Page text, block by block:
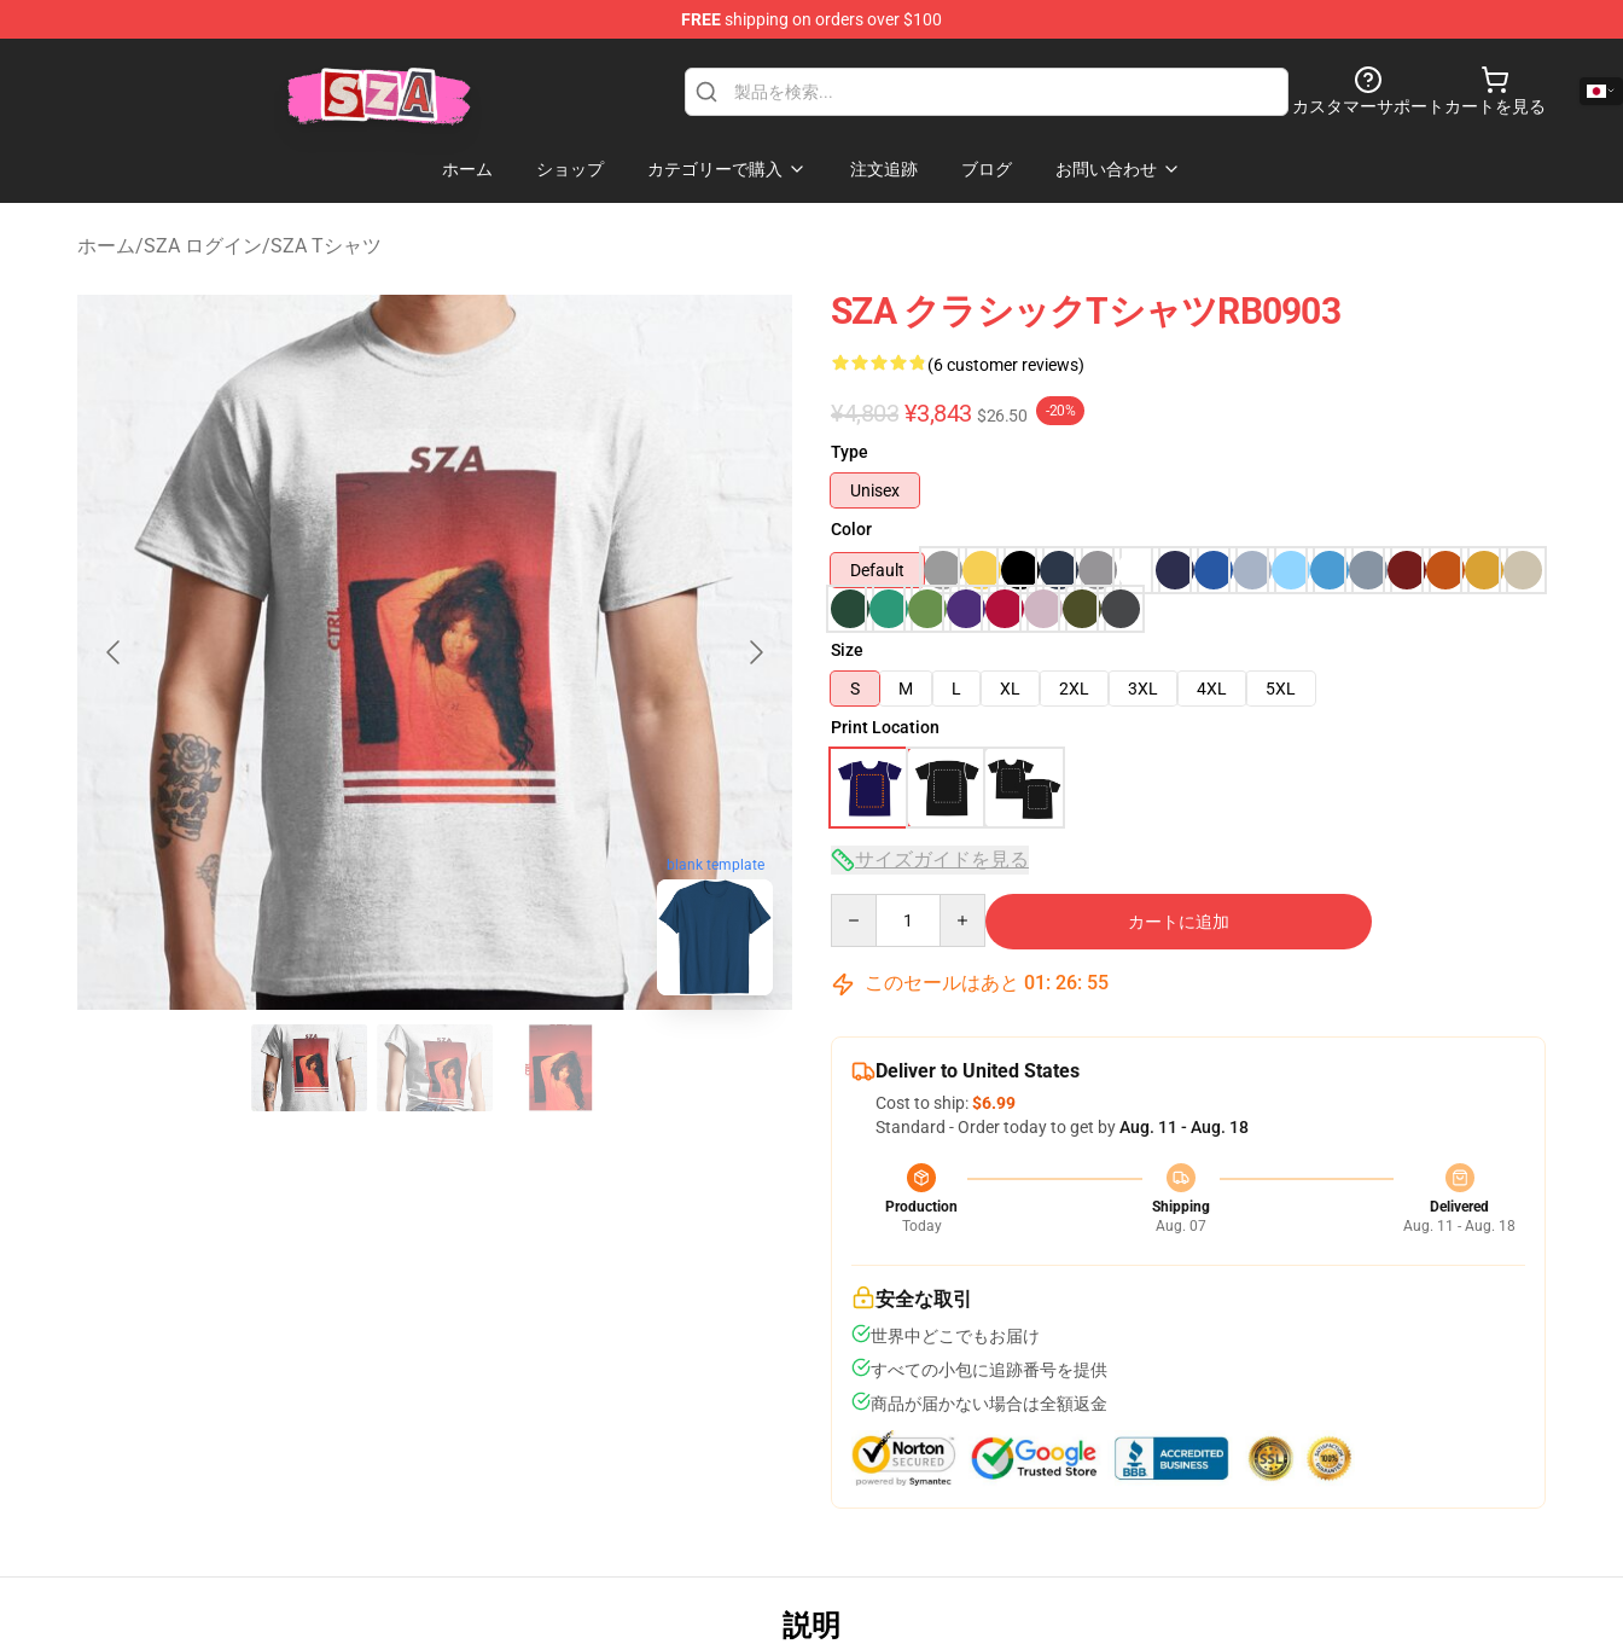
FREEshipping on orders over $100
カスタマーサポート カートを見る
ホーム ショップ カテゴリーで購入 注文追跡 ブログ お問い合わせ
ホーム/SZA ログイン/SZA Tシャツ
blank template
SZA クラシックTシャツRB0903
(6 customer reviews)
¥4,803 ¥3,843 $26.50 -20%
Type
Unisex
Color
Default
Size
S
M L XL 2XL 3XL 4XL
5XL
Print Location
サイズガイドを見る
カートに追加
このセールはあと 01 : 26: 54
Deliver to United States
Cost to ship:$6.99
Standard - Order today to get byAug. 11 - Aug. 18
Production
Today
Shipping
Aug. 07
Delivered
Aug. 11 - Aug. 18
安全な取引
世界中どこでもお届け
すべての小包に追跡番号を提供
商品が届かない場合は全額返金
説明